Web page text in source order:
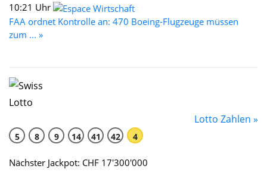
10:21 Uhr
FAA ordnet Kontrolle an: 470 Boeing-Flugzeuge müssen
zum ... »
Lotto Zahlen »
5 8 9 14 41 42 4
Nächster Jackpot: CHF 17'300'000